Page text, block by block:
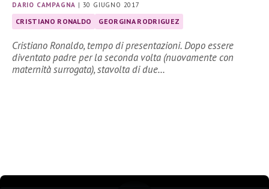
DARIO CAMPAGNA | 30 GIUGNO 2017
CRISTIANO RONALDO GEORGINA RODRIGUEZ
Cristiano Ronaldo, tempo di presentazioni. Dopo essere
diventato padre per la seconda volta (nuovamente con
maternità surrogata), stavolta di due…